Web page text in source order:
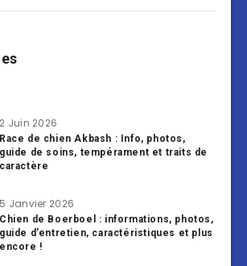
2 Juin 2026
Race de chien Akbash : Info, photos,
guide de soins, tempérament et traits de
caractère
5 Janvier 2026
Chien de Boerboel : informations, photos,
guide d’entretien, caractéristiques et plus
encore !